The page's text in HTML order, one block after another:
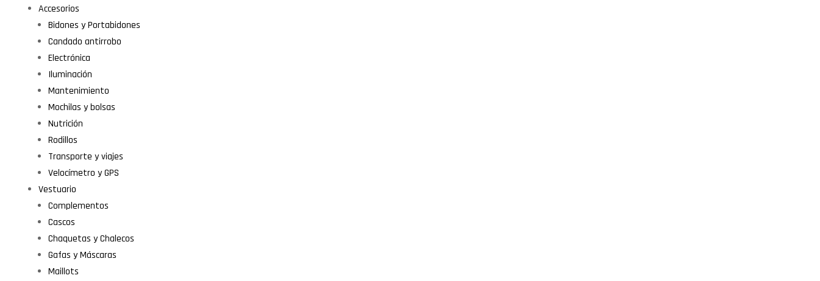
Accesorios
Bidones y Portabidones
Candado antirrobo
Electrónica
Iluminación
Mantenimiento
Mochilas y bolsas
Nutrición
Rodillos
Transporte y viajes
Velocímetro y GPS
Vestuario
Complementos
Cascos
Chaquetas y Chalecos
Gafas y Máscaras
Maillots